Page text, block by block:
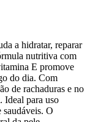
a hidratar, reparar
nutritiva com
E promove
do dia. Com
de rachaduras e no
Ideal para uso
saudáveis. O